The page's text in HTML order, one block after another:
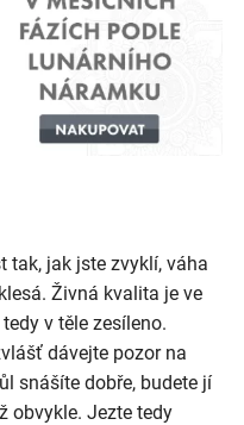
tak, jak jste zvyklí, váha
Živná kvalita je ve
v těle zesíleno.
dávejte pozor na
snášíte dobře, budete jí
obvykle. Jezte tedy